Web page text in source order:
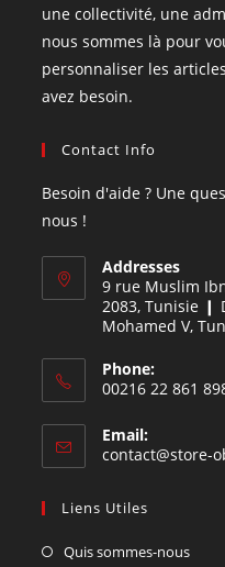
une collectivité, une
nous sommes là pour
personnaliser les
avez besoin.
Contact Info
Besoin d'aide ? Une
nous !
Addresses
9 rue Muslim
2083, Tunisie ❙
Mohamed V,
Phone:
00216 22 861
Email:
contact@store-
Liens Utiles
Quis sommes-nous